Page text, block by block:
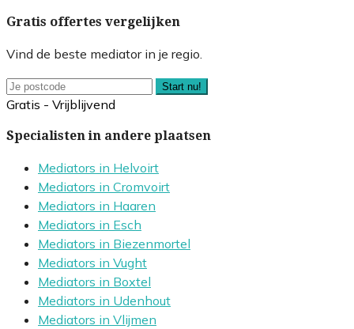
Gratis offertes vergelijken
Vind de beste mediator in je regio.
Start nu!
Gratis - Vrijblijvend
Specialisten in andere plaatsen
Mediators in Helvoirt
Mediators in Cromvoirt
Mediators in Haaren
Mediators in Esch
Mediators in Biezenmortel
Mediators in Vught
Mediators in Boxtel
Mediators in Udenhout
Mediators in Vlijmen